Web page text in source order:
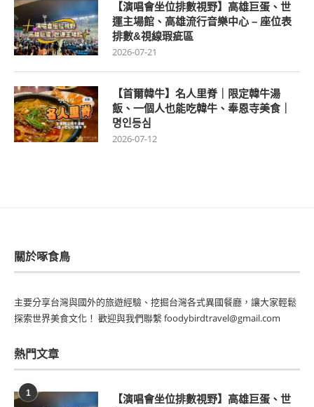
【演唱會坐位排數視野】高雄巨蛋、世
運主場館、高雄流行音樂中心 – 座位表
排數&視線瑕疵區
2026-07-21
【首爾韓牛】名人里脊｜限定韓牛湯
飯、一個人也能吃韓牛、奉恩寺美食｜
명인등심
2026-07-12
關於啄食鳥
主要分享台灣與國外的旅遊經驗、挖掘台灣各式異國餐廳，讓大家輕鬆
探索世界美食文化！ 歡迎與我們聯繫 foodybirdtravel@gmail.com
熱門文章
1
【演唱會坐位排數視野】高雄巨蛋、世